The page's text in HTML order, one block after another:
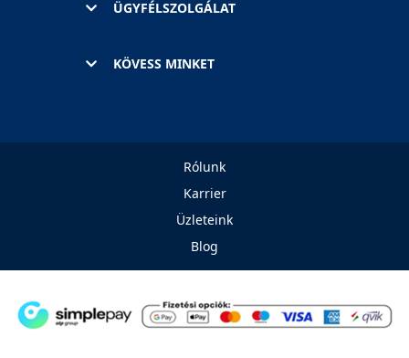
ÜGYFÉLSZOLGÁLAT
KÖVESS MINKET
Rólunk
Karrier
Üzleteink
Blog